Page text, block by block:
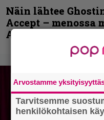
Näin lähtee
Accept – menossa
Anthrax- ja Korn-
Arvostamme
Tarvitsemme
henkilökohtaisen